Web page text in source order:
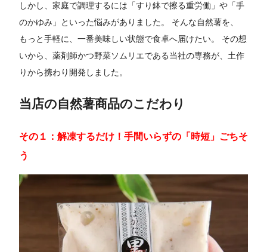
しかし、家庭で調理するには「すり鉢で擦る重労働」や「手
のかゆみ」といった悩みがありました。 そんな自然薯を、
もっと手軽に、一番美味しい状態で食卓へ届けたい。 その想
いから、薬剤師かつ野菜ソムリエである当社の専務が、土作
りから携わり開発しました。
当店の自然薯商品のこだわり
その１：解凍するだけ！手間いらずの「時短」ごちそ
う